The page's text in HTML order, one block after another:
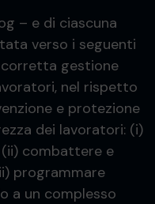
– e di ciascuna
verso i seguenti
gestione
nel rispetto
e protezione
dei lavoratori: (i)
combattere e
programmare
a un complesso